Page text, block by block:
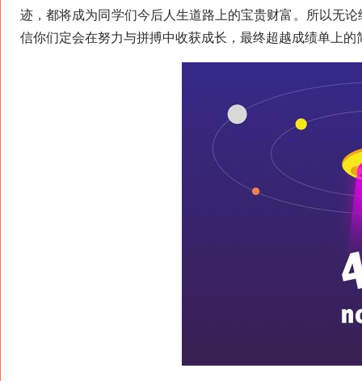
迹，都将成为同学们今后人生道路上的宝贵财富。所以无
信你们定会在努力与拼搏中收获成长，最终超越成绩单上